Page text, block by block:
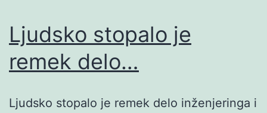
Ljudsko stopalo je
remek delo…
Ljudsko stopalo je remek delo inženjeringa i